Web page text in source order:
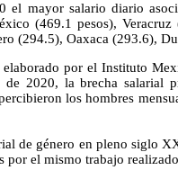
mayor salario diario
(469.1 pesos),
(294.5), Oaxaca (293.6),
por el Instituto
2020, la brecha salarial
los hombres
de género en pleno siglo
por el mismo trabajo